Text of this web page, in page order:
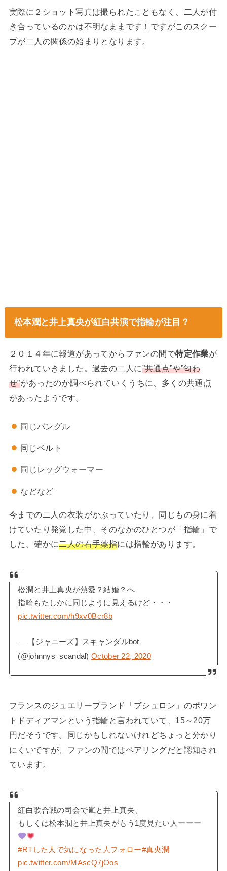
実際に２ショット写真は撮られたこともなく、二人が付
き合っているのかは不明なままです！ですがこのスクー
プが二人の関係の始まりとなります。
松本潤と井上真央が紅白共演で指輪が注目？
２０１４年に報道があってからファンの間で特定作業が
行われていきました。過去の二人に”共通点”や”匂わ
せ”があったのか調べられていくうちに、多くの共通点
があったようです。
同じバングル
同じベルト
同じレッグウォーマー
などなど
今までの二人の衣装がかぶっていたり、同じもの身に着
けていたり発覚した中、そのなかのひとつが「指輪」で
した。確かに二人の右手薬指には指輪があります。
松潤と井上真央が熱愛？結婚？へ
指輪もたしかに同じように見えるけど・・・
pic.twitter.com/h9xv0Bcr8b
— 【ジャニーズ】スキャンダルbot
(@johnnys_scandal)October 22, 2020
フランスのジュエリーブランド「ブシュロン」のポワン
トドディアマンという指輪と言われていて、15～20万
円だそうです。同じかもしれないけれどちょっと分かり
にくいですが、ファンの間ではペアリングだと認知され
ています。
紅白歌合戦の司会で嵐と井上真央、
もしくは松本潤と井上真央がもう1度見たい人ーーー
#RTした人で気になった人フォロー#真央潤
pic.twitter.com/MAscQ7jOos